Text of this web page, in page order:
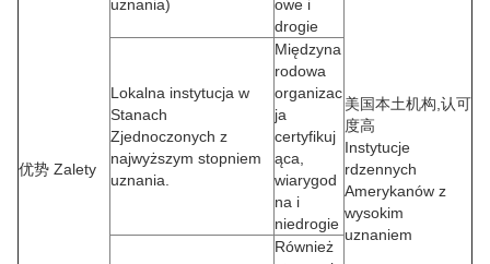
优势 Zalety
uznania)
owe i
drogie
美国本土机构,认可
度高
Instytucje
rdzennych
Amerykanów z
wysokim
uznaniem
Lokalna instytucja w
Stanach
Zjednoczonych z
najwyższym stopniem
uznania.
Międzyna
rodowa
organizac
ja
certyfikuj
ąca,
wiarygod
na i
niedrogie
Również